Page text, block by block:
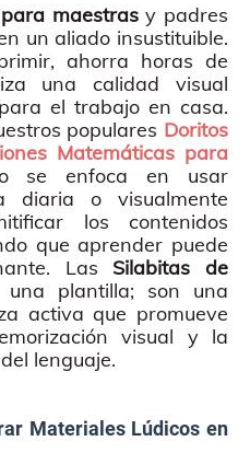
maestrasy padres
un aliado insustituible.
ahorra horas de
una calidad visual
el trabajo en casa.
populares Doritos
Matemáticas para
se enfoca en usar
diaria o visualmente
los contenidos
que aprender puede
Las Silabitas de
plantilla; son una
activa que promueve
visual y la
lenguaje.
Materiales Lúdicos en